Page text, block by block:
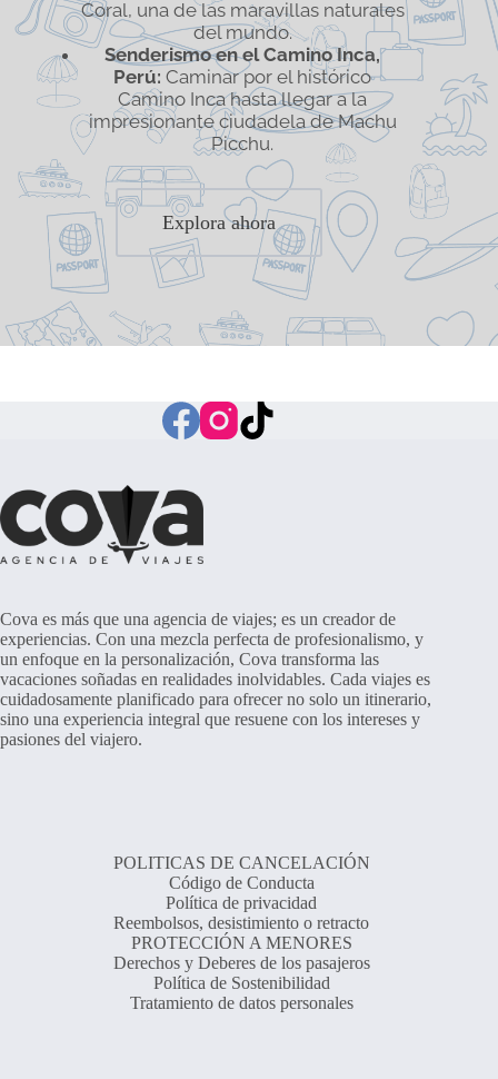
Coral, una de las maravillas naturales
del mundo.
Senderismo en el Camino Inca,
Perú: Caminar por el histórico
Camino Inca hasta llegar a la
impresionante ciudadela de Machu
Picchu.
Explora ahora
Cova es más que una agencia de viajes; es un creador de
experiencias. Con una mezcla perfecta de profesionalismo, y
un enfoque en la personalización, Cova transforma las
vacaciones soñadas en realidades inolvidables. Cada viajes es
cuidadosamente planificado para ofrecer no solo un itinerario,
sino una experiencia integral que resuene con los intereses y
pasiones del viajero.
POLITICAS DE CANCELACIÓN
Código de Conducta
Política de privacidad
Reembolsos, desistimiento o retracto
PROTECCIÓN A MENORES
Derechos y Deberes de los pasajeros
Política de Sostenibilidad
Tratamiento de datos personales